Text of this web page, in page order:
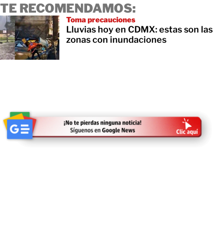
TE RECOMENDAMOS:
Toma precauciones
Lluvias hoy en CDMX: estas son las
zonas con inundaciones